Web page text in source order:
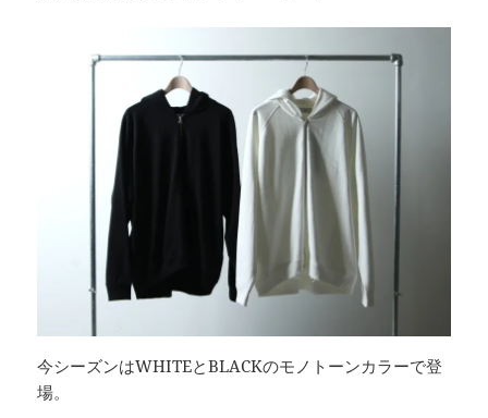
今シーズンはWHITEとBLACKのモノトーンカラーで登
場。